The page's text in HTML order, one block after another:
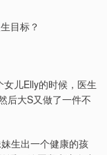
目标？
儿Elly的时候，医生
后大S又做了一件不
生出一个健康的孩